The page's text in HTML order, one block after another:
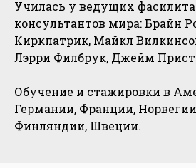
Училась у ведущих
консультантов мира: Брайн
Киркпатрик, Майкл
Лэрри Филбрук, Джейм
Обучение и стажировки в
Германии, Франции,
Финляндии, Швеции.